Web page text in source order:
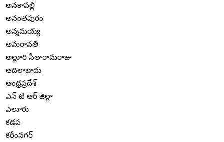
అనకాపల్లి
అనంతపురం
అన్నమయ్య
అమరావతి
అల్లూరి సీతారామరాజు
ఆదిలాబాదు
ఆంధ్రప్రదేశ్
ఎన్ టి ఆర్ జిల్లా
ఎలూరు
కడప
కరీంనగర్